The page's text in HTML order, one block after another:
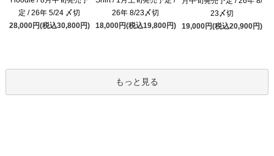
定 / 26年 5/24 〆切
28,000円(税込30,800円)
26年 8/23〆切
18,000円(税込19,800円)
23〆切
19,000円(税込20,900円)
もっと見る